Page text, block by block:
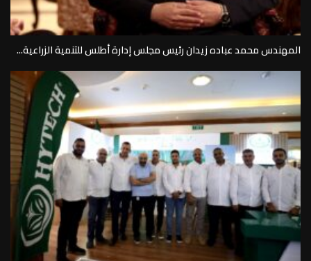
المهندس محمد عباده زيدان رئيس مجلس إدارة أطلس للتنمية الزراعية...